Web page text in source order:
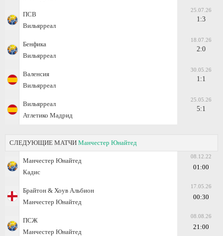
ПСВ
Вильярреал
25.07.26
1:3
Бенфика
Вильярреал
18.07.26
2:0
Валенсия
Вильярреал
30.05.26
1:1
Вильярреал
Атлетико Мадрид
25.05.26
5:1
СЛЕДУЮЩИЕ МАТЧИ Манчестер Юнайтед
Манчестер Юнайтед
Кадис
08.12.22
01:00
Брайтон & Хоув Альбион
Манчестер Юнайтед
17.05.26
00:30
ПСЖ
Манчестер Юнайтед
08.08.26
21:00